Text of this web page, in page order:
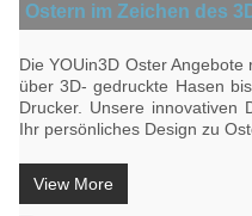
Ostern im Zeichen des
Die YOUin3D Oster
über 3D- gedruckte Hasen
Drucker. Unsere innovativen
Ihr persönliches Design zu
View More